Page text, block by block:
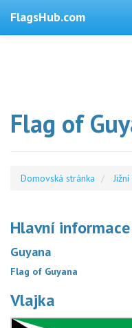
FlagsHub.com
Flag of
Domovská stránka
Hlavní informace
Guyana
Flag of Guyana
Vlajka